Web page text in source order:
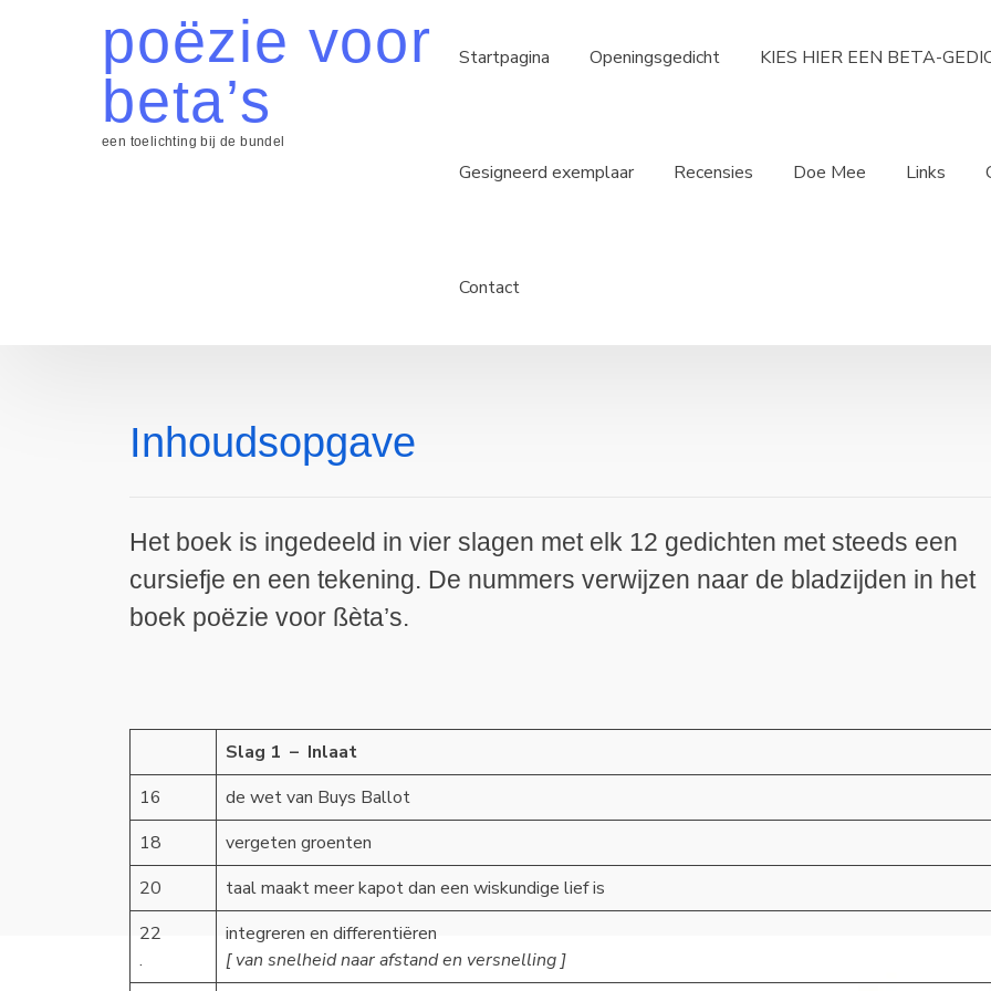
poëzie voor
beta’s
een toelichting bij de bundel
Startpagina Openingsgedicht KIES HIER EEN BETA-
Gesigneerd exemplaar Recensies Doe Mee Links
Contact
Inhoudsopgave
Het boek is ingedeeld in vier slagen met elk 12 gedichten met steeds een
cursiefje en een tekening. De nummers verwijzen naar de bladzijden in het
boek poëzie voor ßèta’s.
Slag 1 – Inlaat
16
de wet van Buys Ballot
18
vergeten groenten
20
taal maakt meer kapot dan een wiskundige lief is
22
.
integreren en differentiëren
[ van snelheid naar afstand en versnelling ]